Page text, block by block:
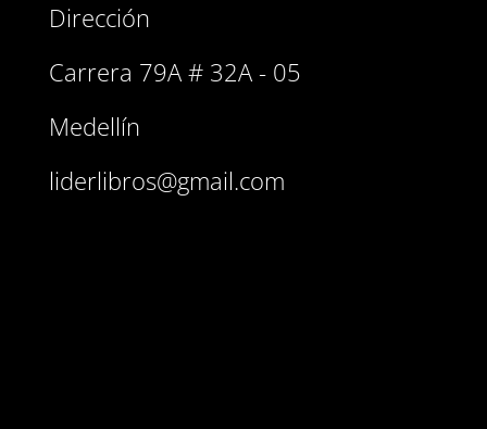
Dirección
Carrera 79A # 32A - 05
Medellín
liderlibros@gmail.com